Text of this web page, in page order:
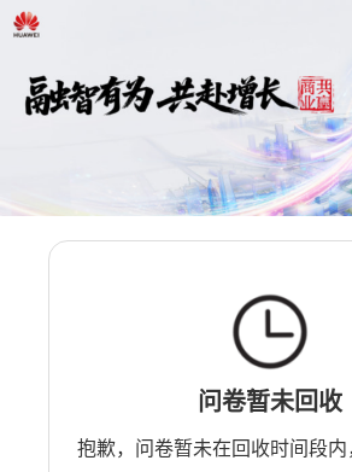
问卷暂未回收
抱歉，问卷暂未在回收时间段